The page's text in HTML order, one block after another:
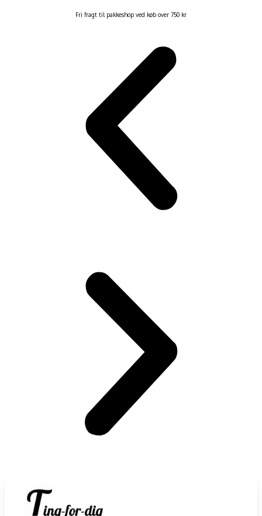
Fri fragt til pakkeshop ved køb over 750 kr